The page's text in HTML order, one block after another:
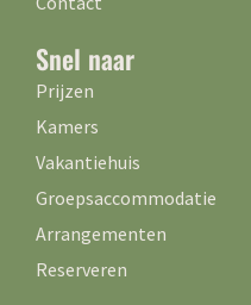
Snel naar
Prijzen
Kamers
Vakantiehuis
Groepsaccommodatie
Arrangementen
Reserveren